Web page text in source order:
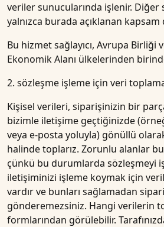
veriler sunucularında işlenir.
yalnızca burada açıklanan
Bu hizmet sağlayıcı, Avrupa Birliği
Ekonomik Alanı ülkelerinden
2. sözleşme i̇şleme i̇çi̇n veri̇
Kişisel verileri, siparişinizin bir
bizimle iletişime geçtiğinizde
veya e-posta yoluyla) gönüllü
halinde toplarız. Zorunlu alanlar
çünkü bu durumlarda sözleşmeyi
iletişiminizi işleme koymak için
vardır ve bunları sağlamadan
gönderemezsiniz. Hangi verilerin
formlarından görülebilir.